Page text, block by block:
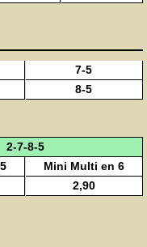
7-5
8-5
2-7-8-5
Mini Multi en 6
2,90